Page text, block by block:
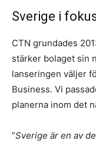
Sverige i
CTN grundades
stärker bolaget sin
lanseringen väljer
Business. Vi
planerna inom det
”Sverige är en av